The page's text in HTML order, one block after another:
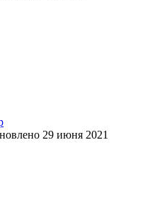
29 июня 2021